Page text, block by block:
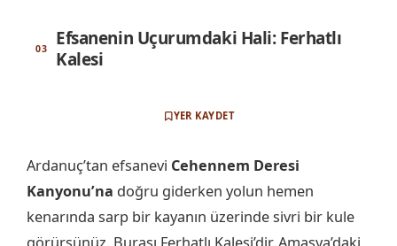
Efsanenin Uçurumdaki Hali: Ferhatlı
Kalesi
YER KAYDET
Ardanuç’tan efsanevi Cehennem Deresi
Kanyonu’na doğru giderken yolun hemen
kenarında sarp bir kayanın üzerinde sivri bir kule